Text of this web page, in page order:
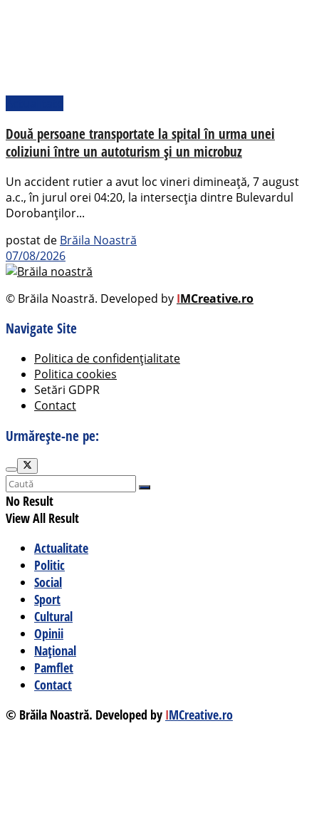
Două persoane transportate la spital în urma unei
coliziuni între un autoturism și un microbuz
Un accident rutier a avut loc vineri dimineață, 7 august
a.c., în jurul orei 04:20, la intersecția dintre Bulevardul
Dorobanților...
postat de Brăila Noastră
07/08/2026
© Brăila Noastră. Developed by IMCreative.ro
Navigate Site
Politica de confidențialitate
Politica cookies
Setări GDPR
Contact
Urmărește-ne pe:
No Result
View All Result
Actualitate
Politic
Social
Sport
Cultural
Opinii
Național
Pamflet
Contact
© Brăila Noastră. Developed by IMCreative.ro